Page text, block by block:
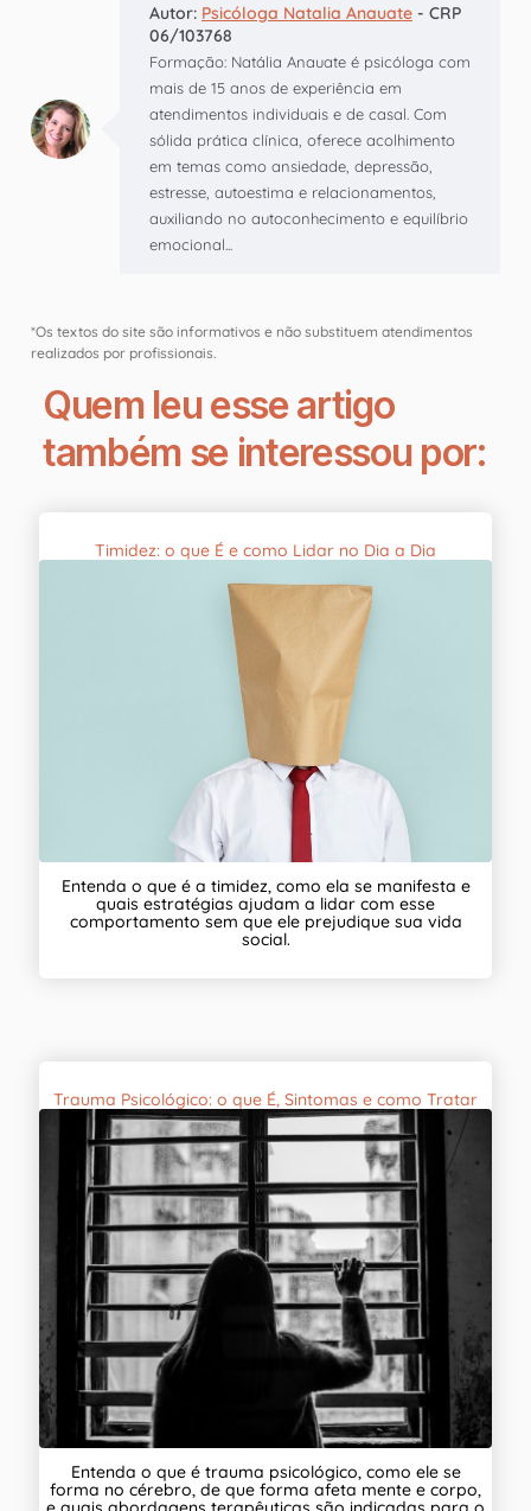
Autor: Psicóloga Natalia Anauate - CRP
06/103768
Formação: Natália Anauate é psicóloga com
mais de 15 anos de experiência em
atendimentos individuais e de casal. Com
sólida prática clínica, oferece acolhimento
em temas como ansiedade, depressão,
estresse, autoestima e relacionamentos,
auxiliando no autoconhecimento e equilíbrio
emocional...
*Os textos do site são informativos e não substituem atendimentos
realizados por profissionais.
Quem leu esse artigo
também se interessou por:
Timidez: o que É e como Lidar no Dia a Dia
Entenda o que é a timidez, como ela se manifesta e
quais estratégias ajudam a lidar com esse
comportamento sem que ele prejudique sua vida
social.
Trauma Psicológico: o que É, Sintomas e como Tratar
Entenda o que é trauma psicológico, como ele se
forma no cérebro, de que forma afeta mente e corpo,